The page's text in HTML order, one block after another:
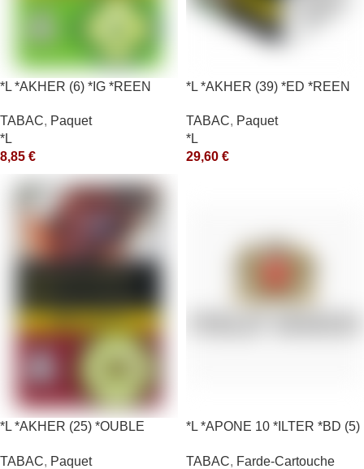
*L *AKHER (6) *IG *REEN
TABAC, Paquet
*L
8,85 €
*L *AKHER (39) *ED *REEN
TABAC, Paquet
*L
29,60 €
*L *AKHER (25) *OUBLE
TABAC, Paquet
*L *APONE 10 *ILTER *BD (5)
TABAC, Farde-Cartouche